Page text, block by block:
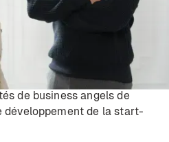
françaises, la solution
moyenne des dépôts
une levée de fonds de
et Made for All
de business angels de
développement de la start-